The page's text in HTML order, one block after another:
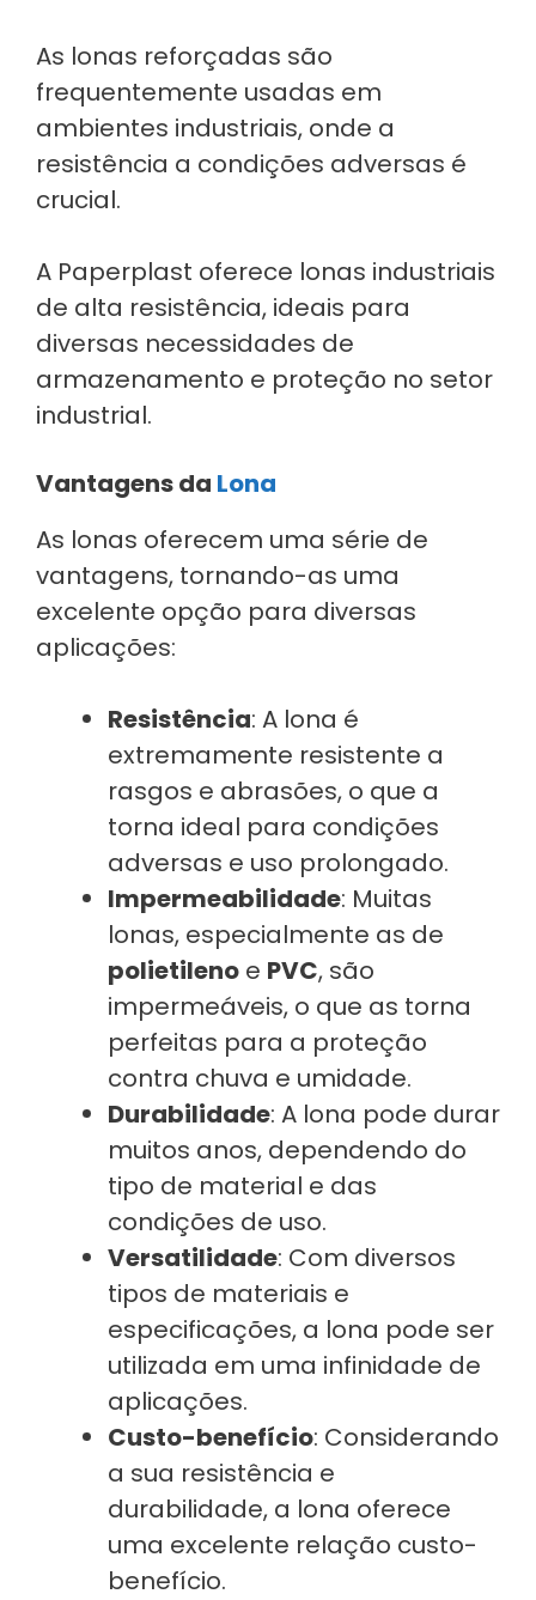
As lonas reforçadas são
frequentemente usadas em
ambientes industriais, onde a
resistência a condições adversas é
crucial.
A Paperplast oferece lonas industriais
de alta resistência, ideais para
diversas necessidades de
armazenamento e proteção no setor
industrial.
Vantagens da Lona
As lonas oferecem uma série de
vantagens, tornando-as uma
excelente opção para diversas
aplicações:
Resistência: A lona é
extremamente resistente a
rasgos e abrasões, o que a
torna ideal para condições
adversas e uso prolongado.
Impermeabilidade: Muitas
lonas, especialmente as de
polietileno e PVC, são
impermeáveis, o que as torna
perfeitas para a proteção
contra chuva e umidade.
Durabilidade: A lona pode durar
muitos anos, dependendo do
tipo de material e das
condições de uso.
Versatilidade: Com diversos
tipos de materiais e
especificações, a lona pode ser
utilizada em uma infinidade de
aplicações.
Custo-benefício: Considerando
a sua resistência e
durabilidade, a lona oferece
uma excelente relação custo-
benefício.